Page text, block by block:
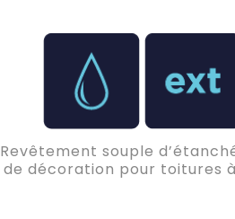
Revêtement souple
de décoration pour toitures